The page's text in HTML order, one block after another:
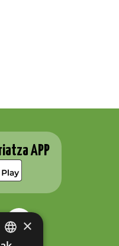
APP
×